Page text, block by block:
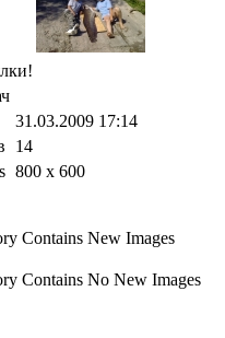
31.03.2009 17:14
14
800 x 600
Contains New Images
Contains No New Images